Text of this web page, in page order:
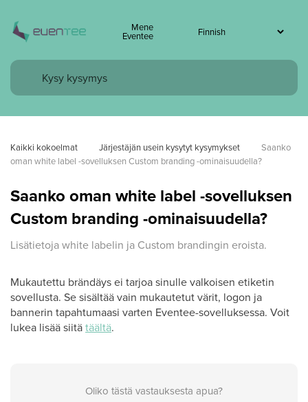
Mene
Eventee
Kaikki kokoelmat Järjestäjän usein kysytyt kysymykset
Saanko
oman white label -sovelluksen Custom branding -ominaisuudella?
Saanko oman white label -sovelluksen
Custom branding -ominaisuudella?
Lisätietoja white labelin ja Custom brandingin eroista.
Mukautettu brändäys ei tarjoa sinulle valkoisen etiketin
sovellusta. Se sisältää vain mukautetut värit, logon ja
bannerin tapahtumaasi varten Eventee-sovelluksessa. Voit
lukea lisää siitätäältä.
Oliko tästä vastauksesta apua?